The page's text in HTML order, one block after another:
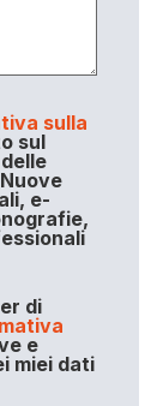
sulla
sul
e-
di
e
miei dati